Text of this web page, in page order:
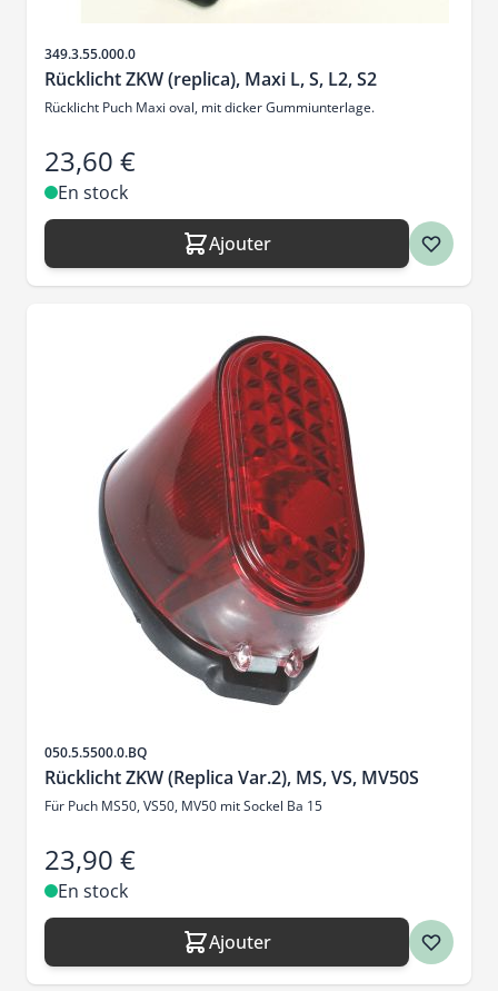
SKU
349.3.55.000.0
Rücklicht ZKW (replica), Maxi L, S, L2, S2
Rücklicht Puch Maxi oval, mit dicker Gummiunterlage.
23,60 €
En stock
Ajouter
SKU
050.5.5500.0.BQ
Rücklicht ZKW (Replica Var.2), MS, VS, MV50S
Für Puch MS50, VS50, MV50 mit Sockel Ba 15
23,90 €
En stock
Ajouter